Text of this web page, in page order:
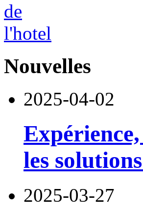
Nouvelles
2025-04-02
les
2025-03-27